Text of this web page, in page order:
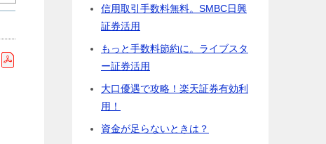
信用取引手数料無料。SMBC日興
証券活用
もっと手数料節約に。ライブスタ
ー証券活用
大口優遇で攻略！楽天証券有効利
用！
資金が足らないときは？